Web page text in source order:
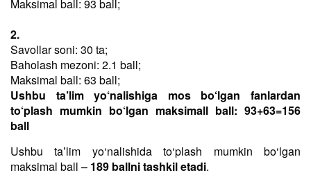
Maksimal ball: 93 ball;
2.
Savollar soni: 30 ta;
Baholash mezoni: 2.1 ball;
Maksimal ball: 63 ball;
Ushbu ta’lim yo‘nalishiga mos bo‘lgan fanlardan
to‘plash mumkin bo‘lgan maksimall ball: 93+63=156
ball
Ushbu taʼlim yo‘nalishida to‘plash mumkin bo‘lgan
maksimal ball – 189 ballni tashkil etadi.